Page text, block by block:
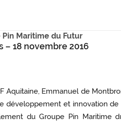
Maritime du Futur
– 18 novembre 2016
Aquitaine, Emmanuel de
et innovation
du Groupe Pin Maritime